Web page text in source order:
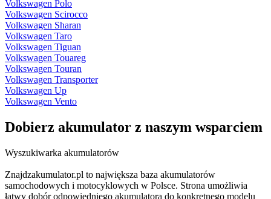
Volkswagen Polo
Volkswagen Scirocco
Volkswagen Sharan
Volkswagen Taro
Volkswagen Tiguan
Volkswagen Touareg
Volkswagen Touran
Volkswagen Transporter
Volkswagen Up
Volkswagen Vento
Dobierz akumulator z naszym wsparciem
Wyszukiwarka akumulatorów
Znajdzakumulator.pl to największa baza akumulatorów
samochodowych i motocyklowych w Polsce. Strona umożliwia
łatwy dobór odpowiedniego akumulatora do konkretnego modelu